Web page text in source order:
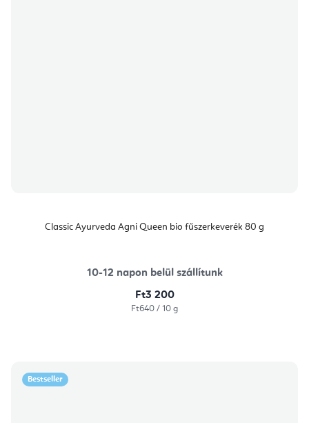
Classic Ayurveda Agni Queen bio fűszerkeverék 80 g
10-12 napon belül szállítunk
Ft3 200
Egységár:
Ft640 / 10 g
Bestseller